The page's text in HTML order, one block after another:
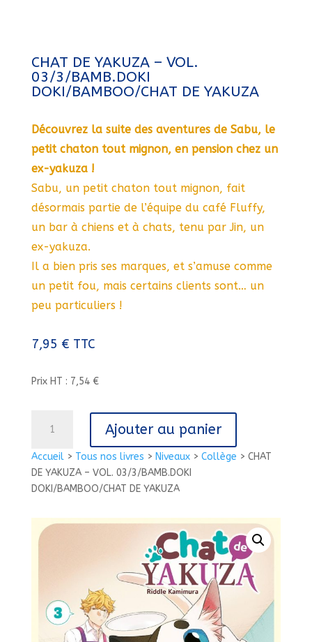
Accueil> Tous nos livres > Niveaux> Collège > CHAT
DE YAKUZA – VOL. 03/3/BAMB.DOKI
DOKI/BAMBOO/CHAT DE YAKUZA
CHAT DE YAKUZA – VOL.
03/3/BAMB.DOKI
DOKI/BAMBOO/CHAT DE YAKUZA
Découvrez la suite des aventures de Sabu, le
petit chaton tout mignon, en pension chez un
ex-yakuza !
Sabu, un petit chaton tout mignon, fait
désormais partie de l’équipe du café Fluffy,
un bar à chiens et à chats, tenu par Jin, un
ex-yakuza.
Il a bien pris ses marques, et s’amuse comme
un petit fou, mais certains clients sont… un
peu particuliers !
7,95 € TTC
Prix HT : 7,54 €
CHAT
DE
YAKUZA
03/3/BAMB.DOKI
Ajouter au panier